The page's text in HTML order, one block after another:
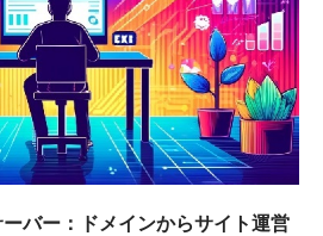
バー：ドメインからサイト運営